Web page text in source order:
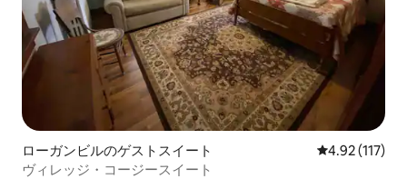
ローガンビルのゲストスイート レビュー117
4.92 (117)
ヴィレッジ・コージースイート